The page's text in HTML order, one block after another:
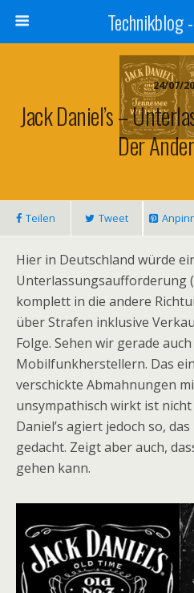
Technikblog
24/07/
Jack Daniel’s –
Der
Teilen Tweet
Hier in Deutschland würde
Unterlassungsaufforderung
komplett in die andere
über Strafen inklusive
Folge. Sehen wir gerade
Mobilfunkherstellern. Das
verschickte Abmahnungen
unsympathisch wirkt ist nicht
Daniel’s agiert jedoch so,
gedacht. Zeigt aber auch,
gehen kann.